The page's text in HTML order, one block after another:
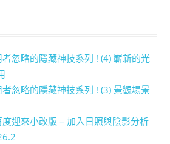
忽略的隱藏神技系列 ! (4) 嶄新的光
忽略的隱藏神技系列 ! (3) 景觀場景
迎來小改版 – 加入日照與陰影分析